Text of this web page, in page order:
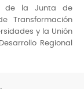
de la Junta de
Transformación
y la Unión
Regional